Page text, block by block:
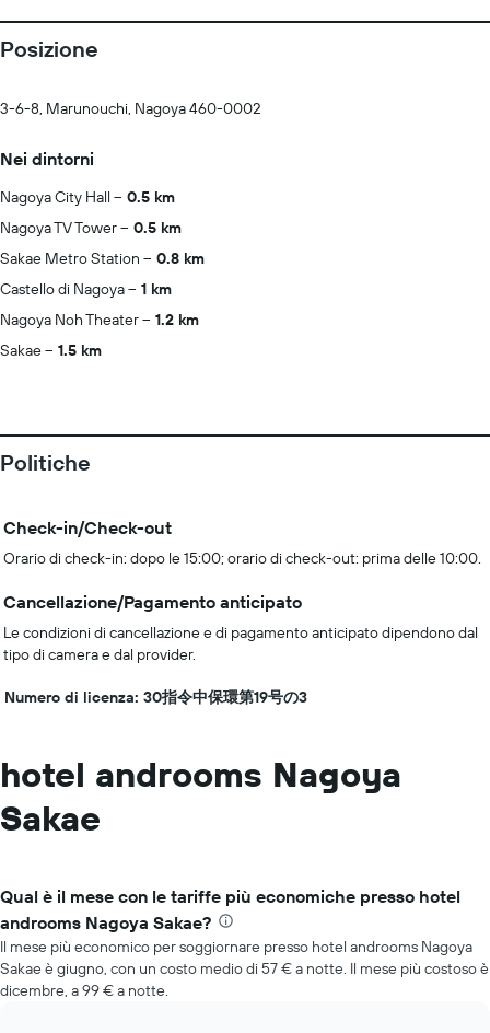
Posizione
3-6-8, Marunouchi, Nagoya 460-0002
Nei dintorni
Nagoya City Hall
0.5 km
Nagoya TV Tower
0.5 km
Sakae Metro Station
0.8 km
Castello di Nagoya
1 km
Nagoya Noh Theater
1.2 km
Sakae
1.5 km
Politiche
Check-in/Check-out
Orario di check-in: dopo le 15:00; orario di check-out: prima delle 10:00.
Cancellazione/Pagamento anticipato
Le condizioni di cancellazione e di pagamento anticipato dipendono dal
tipo di camera e dal provider.
Numero di licenza: 30指令中保環第19号の3
hotel androoms Nagoya
Sakae
Qual è il mese con le tariffe più economiche presso hotel
androoms Nagoya Sakae?
Il mese più economico per soggiornare presso hotel androoms Nagoya
Sakae è giugno, con un costo medio di 57 € a notte. Il mese più costoso è
dicembre, a 99 € a notte.